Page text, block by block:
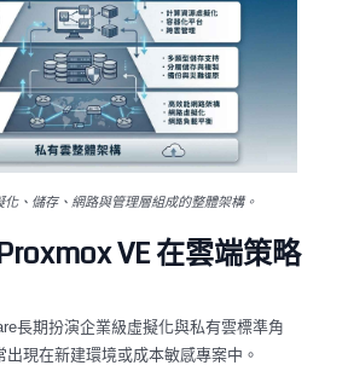
、儲存、網路與管理層組成的整體架構。
VE 在雲端策略
長期扮演企業級虛擬化與私有雲標準角
現在新建環境或成本敏感專案中。